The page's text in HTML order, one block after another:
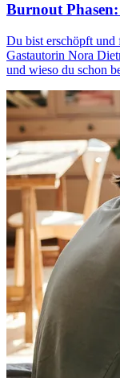
Burnout
Du bist erschöpft und
Gastautorin Nora
und wieso du schon